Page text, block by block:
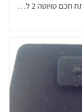
בית שלט מפתח חכם טויוטה 2 לחצנים כסוף